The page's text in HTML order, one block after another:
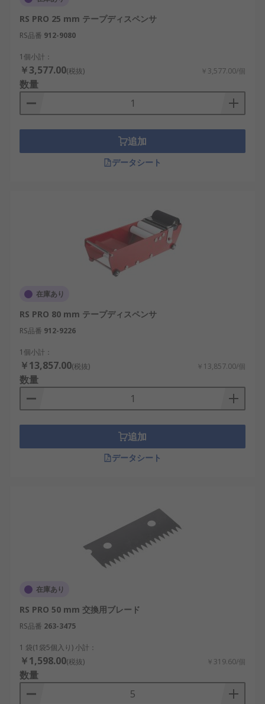
RS PRO 25 mm テープディスペンサ
RS品番 912-9080
1個小計：
￥3,577.00(税抜) ￥3,577.00/個
数量
追加
データシート
在庫あり
RS PRO 80 mm テープディスペンサ
RS品番 912-9226
1個小計：
￥13,857.00(税抜) ￥13,857.00/個
数量
追加
データシート
在庫あり
RS PRO 50 mm 交換用ブレード
RS品番 263-3475
1 袋(1袋5個入り) 小計：
￥1,598.00(税抜) ￥319.60/個
数量